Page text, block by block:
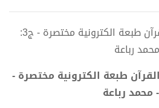
تحميل كتاب في ظلال القرآن طبعة الكترونية مختصرة - ج3:
طبعة الكترونية مختصرة -